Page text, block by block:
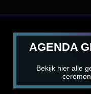
AGENDA
Bekijk hier alle